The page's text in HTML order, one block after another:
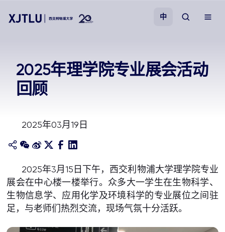
招生
学院
校园生活
关于我们
中
2025年理学院专业展会活动
回顾
2025年03月19日
2025年3月15日下午，西交利物浦大学理学院专业
展会在中心楼一楼举行。众多大一学生在生物科学、
生物信息学、应用化学及环境科学的专业展位之间驻
足，与老师们热烈交流，现场气氛十分活跃。